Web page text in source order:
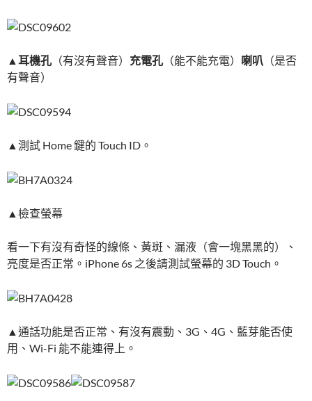
▲ 耳機孔 （有沒有聲音） 充電孔 （能不能充電） 喇叭 （是否
有聲音）
▲測試 Home 鍵的 Touch ID。
▲檢查螢幕
看一下有沒有奇怪的線條、黃斑、漏液（會一塊黑黑的）、
亮度是否正常。iPhone 6s 之後請測試螢幕的 3D Touch。
▲通話功能是否正常、有沒有震動、3G、4G、藍芽能否使
用、Wi-Fi 能不能連得上。